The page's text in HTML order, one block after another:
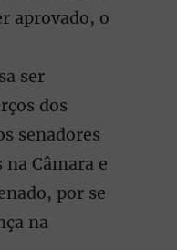
aprovado, o
ser
dos
senadores
Câmara e
por se
na